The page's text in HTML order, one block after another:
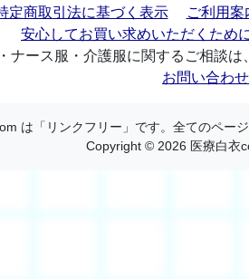
定商取引法に基づく表示 ご利用案
安心してお買い求めいただくため
ナース服・介護服に関するご相談は
お問い合わ
は「リンクフリー」です。全てのペー
Copyright © 2026 医療白衣